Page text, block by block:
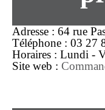
Adresse : 64 rue
Téléphone : 03 27
Horaires : Lundi -
Site web :